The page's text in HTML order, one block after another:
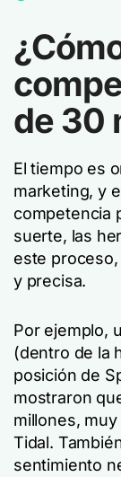
de 30
El tiempo es
marketing, y
competencia
suerte, las
este
y precisa.
Por ejemplo,
(dentro de la
posición de
mostraron
millones,
Tidal.
sentimiento